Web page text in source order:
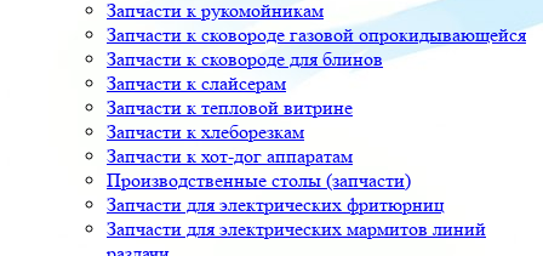
Запчасти к рукомойникам
Запчасти к сковороде газовой опрокидывающейся
Запчасти к сковороде для блинов
Запчасти к слайсерам
Запчасти к тепловой витрине
Запчасти к хлеборезкам
Запчасти к хот-дог аппаратам
Производственные столы (запчасти)
Запчасти для электрических фритюрниц
Запчасти для электрических мармитов линий